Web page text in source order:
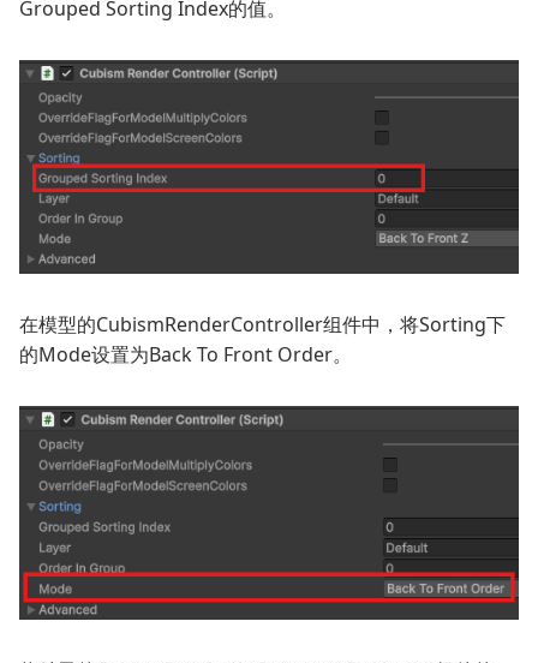
Grouped Sorting Index的值。
在模型的CubismRenderController组件中，将Sorting下
的Mode设置为Back To Front Order。